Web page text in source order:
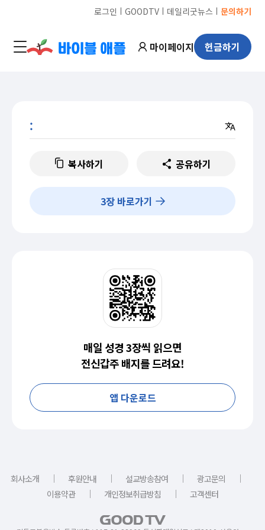
로그인 ㅣ GOODTVㅣ 데일리굿뉴스 ㅣ 문의하기
마이페이지 헌금하기
:
복사하기 공유하기
3장 바로가기
매일 성경 3장씩 읽으면
전신갑주 배지를 드려요!
앱 다운로드
회사소개 ｜ 후원안내 ｜ 설교방송참여 ｜ 광고문의
｜
이용약관
｜ 개인정보취급방침 ｜ 고객센터